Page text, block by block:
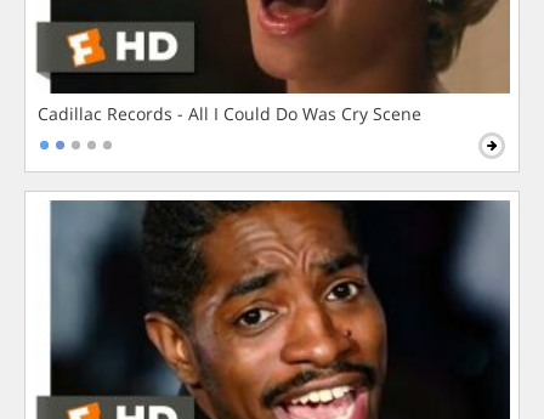
Cadillac Records - All I Could Do Was Cry Scene